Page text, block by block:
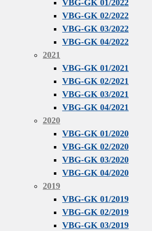
VBG-GK 01/2022
VBG-GK 02/2022
VBG-GK 03/2022
VBG-GK 04/2022
2021
VBG-GK 01/2021
VBG-GK 02/2021
VBG-GK 03/2021
VBG-GK 04/2021
2020
VBG-GK 01/2020
VBG-GK 02/2020
VBG-GK 03/2020
VBG-GK 04/2020
2019
VBG-GK 01/2019
VBG-GK 02/2019
VBG-GK 03/2019